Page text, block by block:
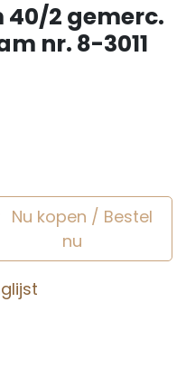
40/2 gemerc.
nr. 8-3011
Nu kopen / Bestel
nu